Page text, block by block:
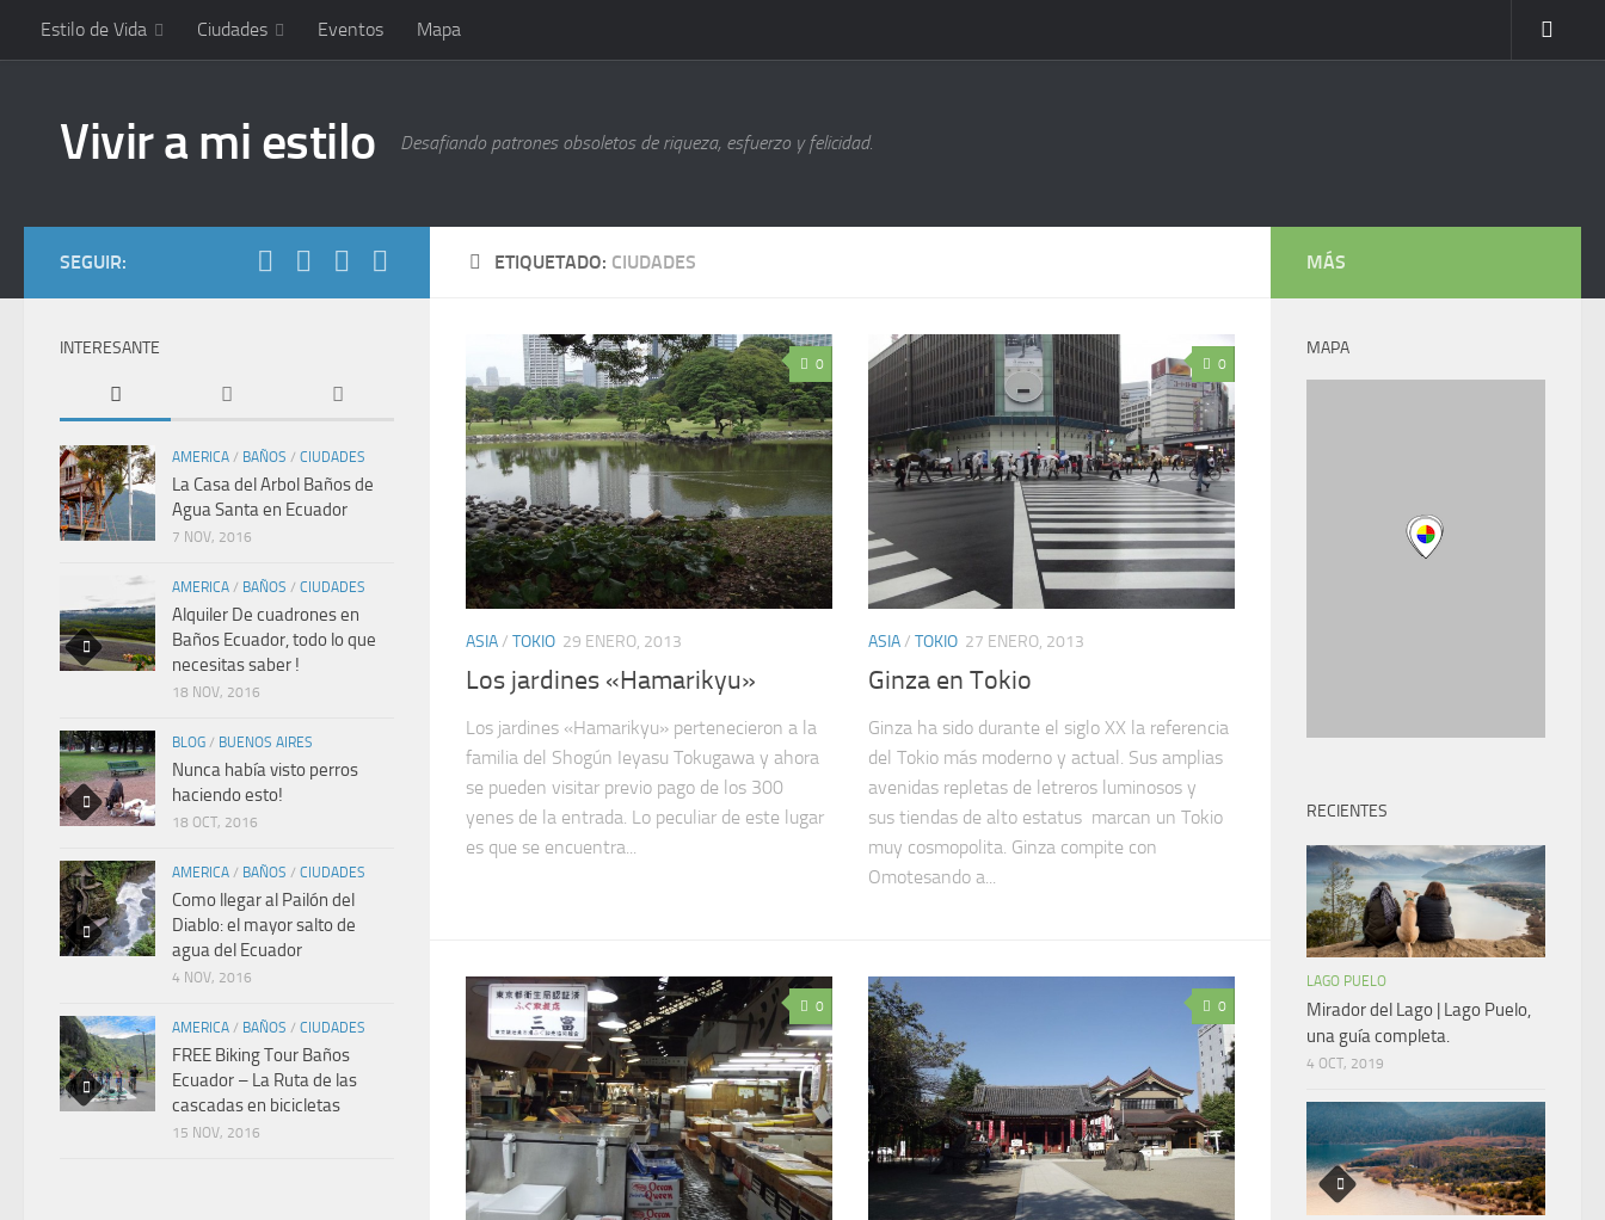
Estilo de Vida Ciudades Eventos Mapa
Vivir a mi estilo Desafiando patrones obsoletos de riqueza, esfuerzo y felicidad.
ETIQUETADO: CIUDADES
0
ASIA/ TOKIO 29 ENERO, 2013
Los jardines «Hamarikyu»
Los jardines «Hamarikyu» pertenecieron a la
familia del Shogún Ieyasu Tokugawa y ahora
se pueden visitar previo pago de los 300
yenes de la entrada. Lo peculiar de este lugar
es que se encuentra...
0
ASIA/ TOKIO 27 ENERO, 2013
Ginza en Tokio
Ginza ha sido durante el siglo XX la referencia
del Tokio más moderno y actual. Sus amplias
avenidas repletas de letreros luminosos y
sus tiendas de alto estatus marcan un Tokio
muy cosmopolita. Ginza compite con
Omotesando a...
0 0
SEGUIR:
INTERESANTE
AMERICA / BAÑOS / CIUDADES
La Casa del Arbol Baños de
Agua Santa en Ecuador
7 NOV, 2016
AMERICA / BAÑOS / CIUDADES
Alquiler De cuadrones en
Baños Ecuador, todo lo que
necesitas saber !
18 NOV, 2016
BLOG / BUENOS AIRES
Nunca había visto perros
haciendo esto!
18 OCT, 2016
AMERICA / BAÑOS / CIUDADES
Como llegar al Pailón del
Diablo: el mayor salto de
agua del Ecuador
4 NOV, 2016
AMERICA / BAÑOS / CIUDADES
FREE Biking Tour Baños
Ecuador – La Ruta de las
cascadas en bicicletas
15 NOV, 2016
MÁS
MAPA
RECIENTES
LAGO PUELO
Mirador del Lago | Lago Puelo,
una guía completa.
4 OCT, 2019